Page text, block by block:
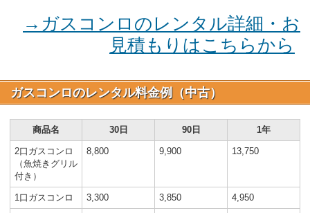
→ガスコンロのレンタル詳細・お
見積もりはこちらから
ガスコンロのレンタル料金例（中古）
商品名 30日 90日 1年
2口ガスコンロ
（魚焼きグリル
付き）
8,800 9,900 13,750
1口ガスコンロ 3,300 3,850 4,950